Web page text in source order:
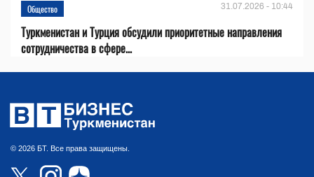
Общество 31.07.2026 - 10:44
Туркменистан и Турция обсудили приоритетные направления
сотрудничества в сфере...
© 2026 БТ. Все права защищены.